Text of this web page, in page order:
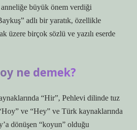
büyük önem verdiği
adlı bir yaratık, özellikle
üzere birçok sözlü ve yazılı eserde
ne demek?
“Hir”, Pehlevi dilinde tuz
ve “Hey” ve Türk kaynaklarında
dönüşen “koyun” olduğu